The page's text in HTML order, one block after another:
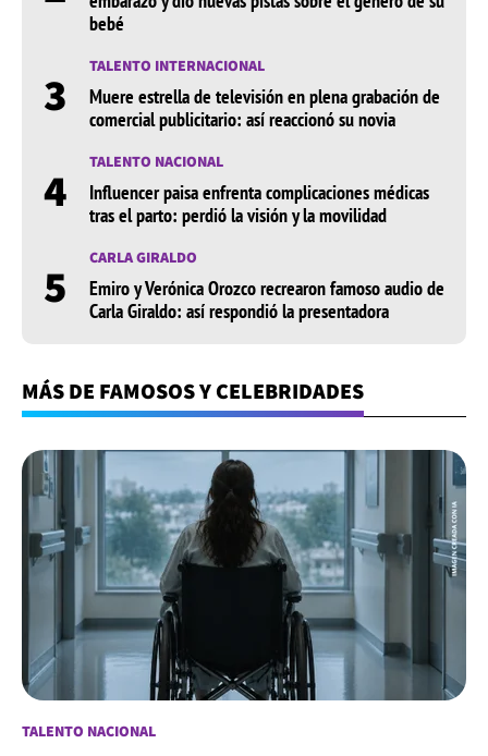
bebé
3 TALENTO INTERNACIONAL
Muere estrella de televisión en plena grabación de
comercial publicitario: así reaccionó su novia
4 TALENTO NACIONAL
Influencer paisa enfrenta complicaciones médicas
tras el parto: perdió la visión y la movilidad
5 CARLA GIRALDO
Emiro y Verónica Orozco recrearon famoso audio de
Carla Giraldo: así respondió la presentadora
MÁS DE FAMOSOS Y CELEBRIDADES
TALENTO NACIONAL